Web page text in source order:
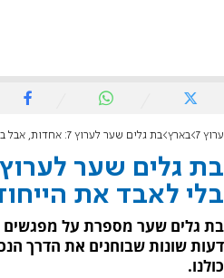
ערוץ 7 בארץ בת גלים שער לערוץ 7: אחדות, אבל בלי לאבד את הייחודיות
בלי לאבד את
בת גלים שער מספרת על מפגשים
דעות שונות שבוחנים את הדרך
כולנו.